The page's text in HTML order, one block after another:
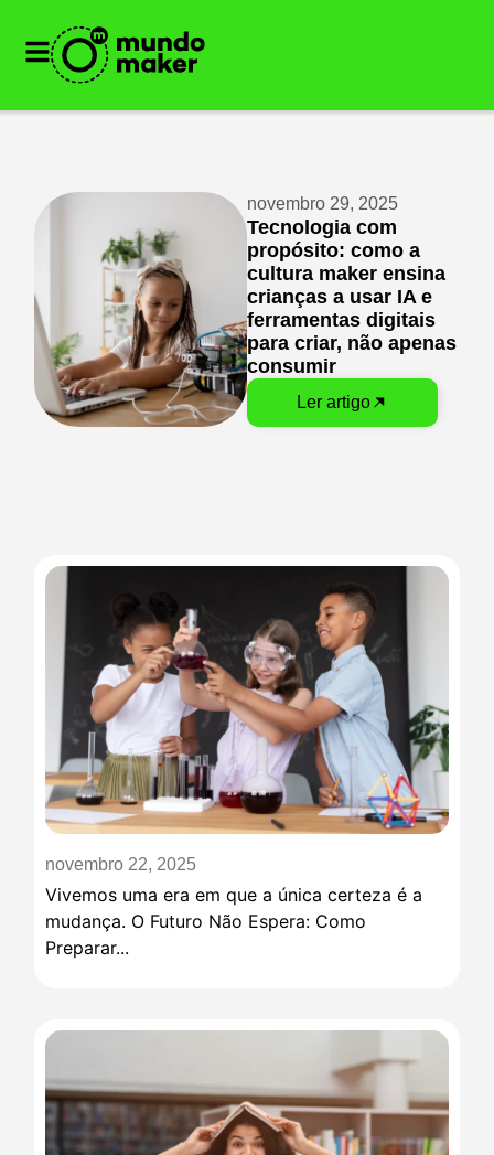
novembro 29, 2025
Tecnologia com
propósito: como a
cultura maker ensina
crianças a usar IA e
ferramentas digitais
para criar, não apenas
consumir
Ler artigo
novembro 22, 2025
Vivemos uma era em que a única certeza é a
mudança. O Futuro Não Espera: Como
Preparar...